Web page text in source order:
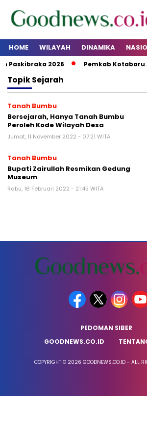
HOME WILAYAH DINAMIKA
Paskibraka 2026 Pemkab Kotabaru
TopikSejarah
Tanah Bumbu
Bersejarah, Hanya Tanah Bumbu
Peroleh Kode Wilayah Desa
Jumat, 11 November 2022 - 07:21 WITA
Tanah Bumbu
Bupati Zairullah Resmikan Gedung
Museum
Rabu, 16 Februari 2022 - 21:45 WITA
PEDOMAN SIBER
GOODNEWS.CO.ID
COPYRIGHT © 2026 GOODNEWS.CO.ID - ALL